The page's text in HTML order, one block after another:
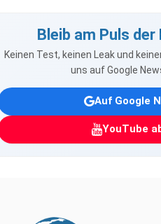
Bleib am Puls
Keinen Test, keinen Leak und
uns auf Google
Auf Google
YouTube